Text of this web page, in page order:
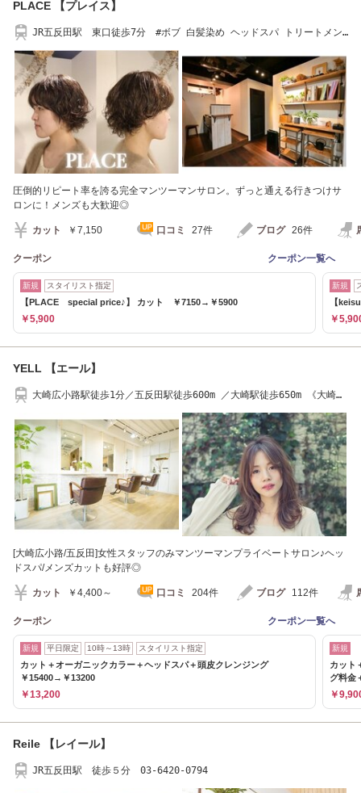
PLACE 【プレイス】
JR五反田駅 東口徒歩7分 #ボブ 白髪染め ヘッドスパ トリートメン
圧倒的リピート率を誇る完全マンツーマンサロン。ずっと通える行きつけサ
ロンに！メンズも大歓迎◎
カット ￥7,150 口コミ 27件 ブログ 26件
クーポン クーポン一覧へ
新規 スタイリスト指定
【PLACE special price♪】 カット ￥7150→￥5900
￥5,900
新規
【
￥
YELL 【エール】
大崎広小路駅徒歩1分／五反田駅徒歩600m ／大崎駅徒歩650m 《大崎広
[大崎広小路/五反田]女性スタッフのみマンツーマンプライベートサロン♪ヘッ
ドスパ/メンズカットも好評◎
カット ￥4,400～ 口コミ 204件 ブログ 112件
クーポン クーポン一覧へ
新規 平日限定 10時～13時 スタイリスト指定
カット＋オーガニックカラー＋ヘッドスパ＋頭皮クレンジング
￥15400→￥13200
￥13,200
新規
カット
グ料金
￥
Reile 【レイール】
JR五反田駅 徒歩５分 03-6420-0794